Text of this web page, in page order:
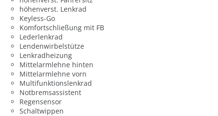
höhenverst. Lenkrad
Keyless-Go
Komfortschließung mit FB
Lederlenkrad
Lendenwirbelstütze
Lenkradheizung
Mittelarmlehne hinten
Mittelarmlehne vorn
Multifunktionslenkrad
Notbremsassistent
Regensensor
Schaltwippen